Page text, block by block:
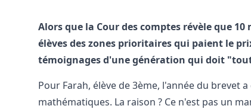
Alors que la Cour des comptes révèle que
élèves des zones prioritaires qui paient le
témoignages d'une génération qui doit
Pour Farah, élève de 3ème, l'année du brevet
mathématiques. La raison ? Ce n'est pas un